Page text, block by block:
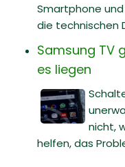
Smartphone
die technischen
Samsung TV
es liegen
nicht,
helfen, das